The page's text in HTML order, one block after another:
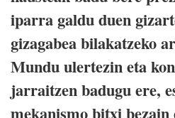
iparra galdu duen
gizagabea bilakatzeko
Mundu ulertezin eta
jarraitzen badugu ere,